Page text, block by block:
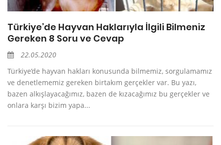
Türkiye’de Hayvan Haklarıyla İlgili Bilmeniz
Gereken 8 Soru ve Cevap
22.05.2020
Türkiye’de hayvan hakları konusunda bilmemiz, sorgulamamız
ve denetlememiz gereken birtakım gerçekler var. Bu yazı,
bazen alkışlayacağımız, bazen de kızacağımız bu gerçekler ve
onlara karşı bizim yapa...